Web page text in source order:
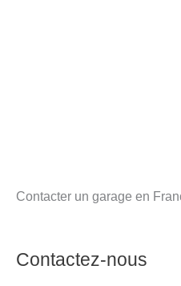
Contacter un garage en
Contactez-nous